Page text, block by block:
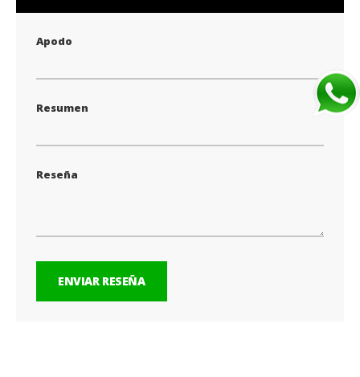
star
stars
stars
stars
stars
Apodo
Resumen
Reseña
ENVIAR RESEÑA